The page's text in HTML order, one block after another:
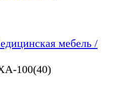
мебель /
100(40)